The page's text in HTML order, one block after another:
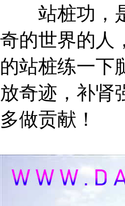
站桩功，是
奇的世界的人
的站桩练一下
放奇迹，补肾
多做贡献！